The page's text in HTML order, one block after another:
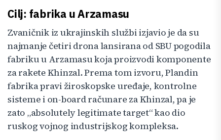
Cilj: fabrika u Arzamasu
Zvaničnik iz ukrajinskih službi izjavio je da su
najmanje četiri drona lansirana od SBU pogodila
fabriku u Arzamasu koja proizvodi komponente
za rakete Khinzal. Prema tom izvoru, Plandin
fabrika pravi žiroskopske uređaje, kontrolne
sisteme i on-board računare za Khinzal, pa je
zato „absolutely legitimate target“ kao dio
ruskog vojnog industrijskog kompleksa.